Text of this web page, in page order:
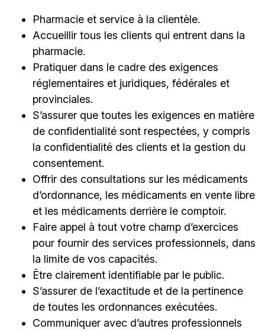
Pharmacie et service à la clientèle.
Accueillir tous les clients qui entrent dans la
pharmacie.
Pratiquer dans le cadre des exigences
réglementaires et juridiques, fédérales et
provinciales.
S’assurer que toutes les exigences en matière
de confidentialité sont respectées, y compris
la confidentialité des clients et la gestion du
consentement.
Offrir des consultations sur les médicaments
d’ordonnance, les médicaments en vente libre
et les médicaments derrière le comptoir.
Faire appel à tout votre champ d’exercices
pour fournir des services professionnels, dans
la limite de vos capacités.
Être clairement identifiable par le public.
S’assurer de l’exactitude et de la pertinence
de toutes les ordonnances exécutées.
Communiquer avec d’autres professionnels